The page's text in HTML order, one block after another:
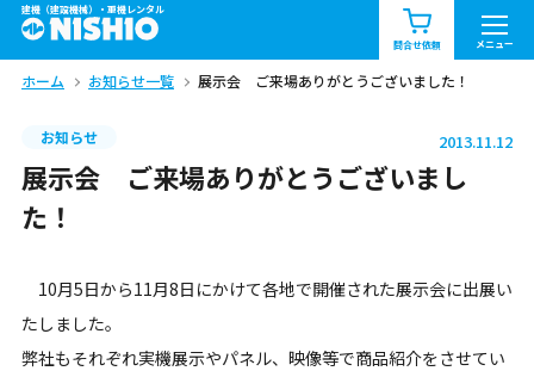
建機（建設機械）・重機レンタル
問合せ依頼 メニュー
商品一覧 お知らせ一覧
問合せ依頼リスト お問合せ
北海道 東北 関東
九州・沖縄（外部）
ホーム お知らせ一覧 展示会 ご来場ありがとうございました！
お知らせ 2013.11.12
展示会 ご来場ありがとうございまし
た！
10月5日から11月8日にかけて各地で開催された展示会に出展い
たしました。
弊社もそれぞれ実機展示やパネル、映像等で商品紹介をさせてい